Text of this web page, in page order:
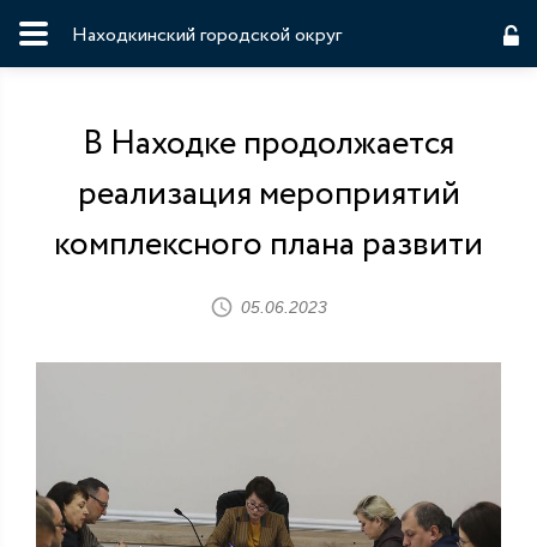
Находкинский городской округ
В Находке продолжается
реализация мероприятий
комплексного плана развити
05.06.2023